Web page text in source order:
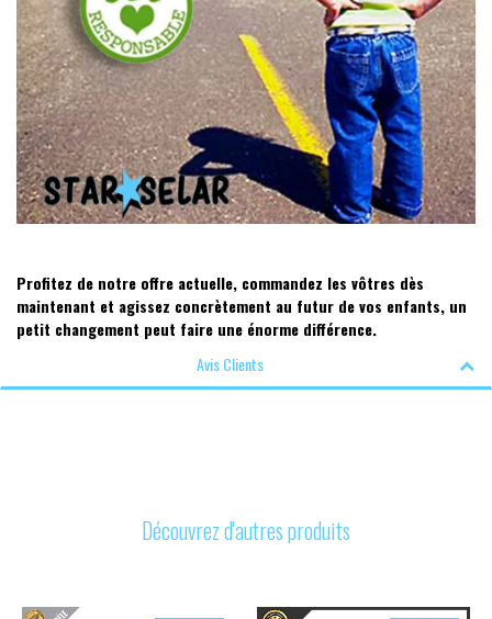
Profitez de notre offre actuelle, commandez les vôtres dès
maintenant et agissez concrètement au futur de vos enfants, un
petit changement peut faire une énorme différence.
Avis Clients
Découvrez d'autres produits